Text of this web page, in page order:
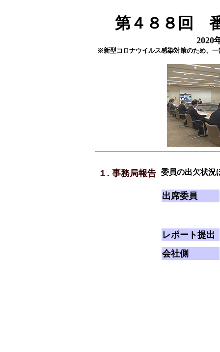
第４８８回
2020
※新型コロナウイルス感染対策のため、
１. 事務局報告 委員の出欠状況
出席委員
レポート提出
会社側